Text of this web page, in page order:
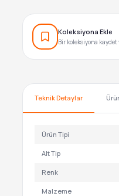
Koleksiyona Ekle
Bir koleksiyona
Teknik Detaylar
Ürün Tipi
Alt Tip
Renk
Malzeme